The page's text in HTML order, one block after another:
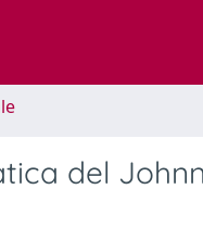
del